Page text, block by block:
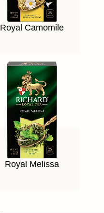
Royal Camomile
Royal Melissa